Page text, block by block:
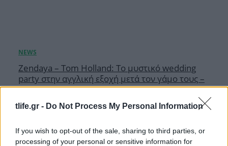
tlife.gr - Do Not Process My Personal Information
If you wish to opt-out of the sale, sharing to third parties, or
processing of your personal or sensitive information for
Zendaya – Tom Holland: Το μυστικό wedding
party στην αγγλική εξοχή μετά τον γάμο τους –
Όλες οι λεπτομέρειες
08.08.2026